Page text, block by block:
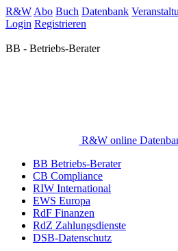
R&W Abo Buch Datenbank
Login Registrieren
BB - Betriebs-Berater
R&W online
BB Betriebs-Berater
CB Compliance
RIW International
EWS Europa
RdF Finanzen
RdZ Zahlungsdienste
DSB-Datenschutz